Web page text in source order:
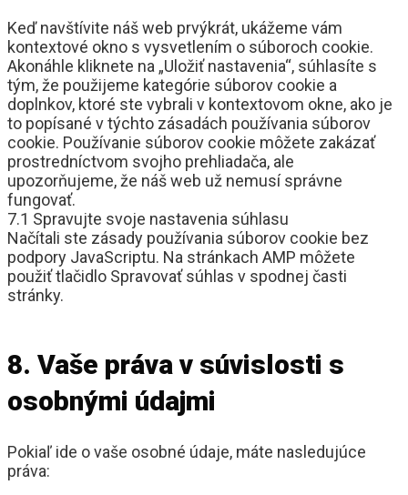
Keď navštívite náš web prvýkrát, ukážeme vám
kontextové okno s vysvetlením o súboroch cookie.
Akonáhle kliknete na „Uložiť nastavenia“, súhlasíte s
tým, že použijeme kategórie súborov cookie a
doplnkov, ktoré ste vybrali v kontextovom okne, ako je
to popísané v týchto zásadách používania súborov
cookie. Používanie súborov cookie môžete zakázať
prostredníctvom svojho prehliadača, ale
upozorňujeme, že náš web už nemusí správne
fungovať.
7.1 Spravujte svoje nastavenia súhlasu
Načítali ste zásady používania súborov cookie bez
podpory JavaScriptu. Na stránkach AMP môžete
použiť tlačidlo Spravovať súhlas v spodnej časti
stránky.
8. Vaše práva v súvislosti s
osobnými údajmi
Pokiaľ ide o vaše osobné údaje, máte nasledujúce
práva: